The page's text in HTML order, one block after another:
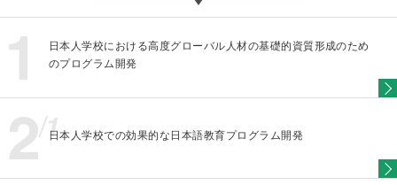
日本人学校における高度グローバル人材の基礎的資質形成のため
のプログラム開発
日本人学校での効果的な日本語教育プログラム開発